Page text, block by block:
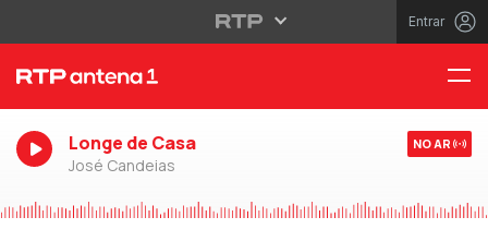
Entrar
Longe de Casa
José Candeias
NO AR